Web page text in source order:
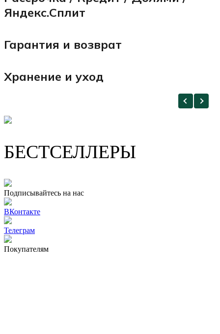
Яндекс.Сплит
Гарантия и возврат
Хранение и уход
БЕСТСЕЛЛЕРЫ
Подписывайтесь на нас
ВКонтакте
Телеграм
Покупателям